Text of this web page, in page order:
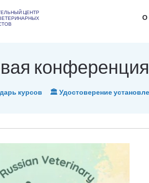
ЦЕНТР
О
курсов 🏛 Удостоверение